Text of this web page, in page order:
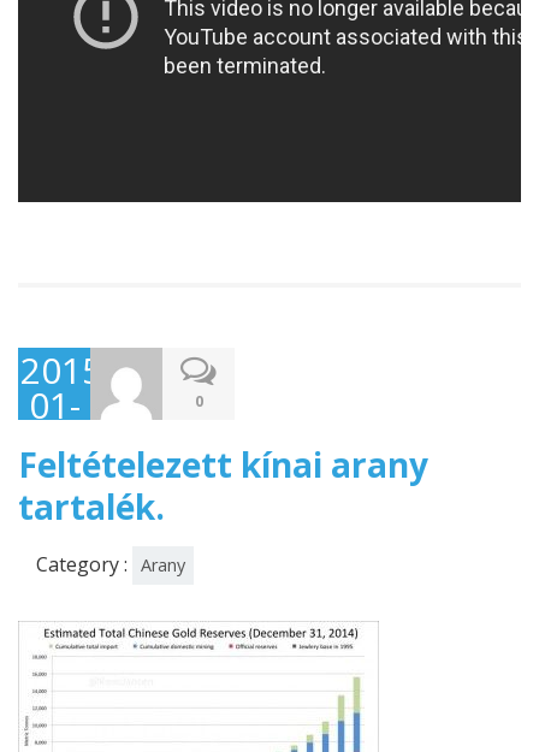
2015-
01-
20
0
Feltételezett kínai arany
tartalék.
Category : Arany